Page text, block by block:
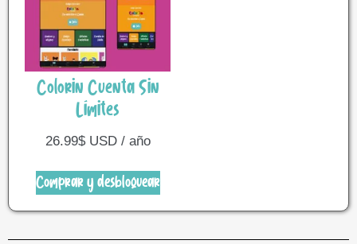
Colorin Cuenta Sin
Límites
26.99$USD / año
Comprar y desbloquear